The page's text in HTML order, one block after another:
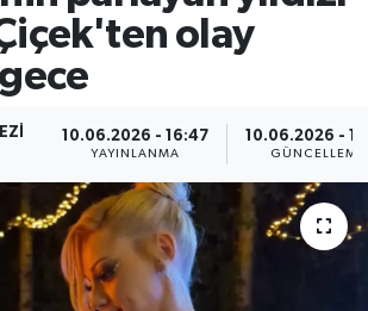
olay
10.06.2026 - 16:47
YAYINLANMA
10.06.2026 -
GÜNCELLEME